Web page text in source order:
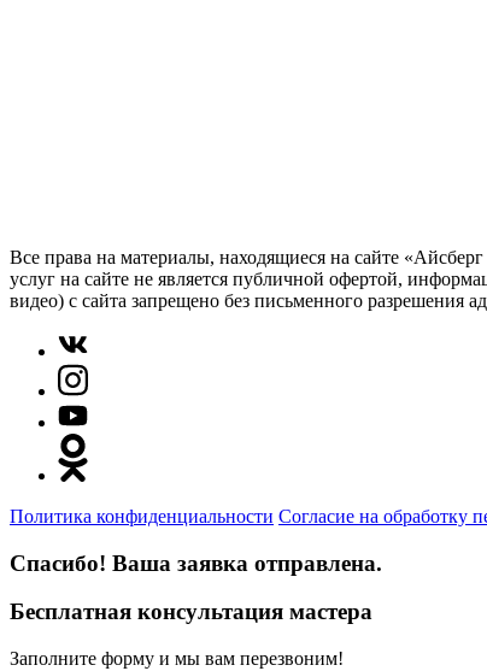
Все права на материалы, находящиеся на сайте
услуг на сайте не является публичной офертой,
видео) с сайта запрещено без письменного разрешения
Политика конфиденциальности Согласие на обработку
Спасибо! Ваша заявка отправлена.
Бесплатная консультация мастера
Заполните форму и мы вам перезвоним!